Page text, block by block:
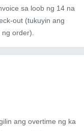
sa loob ng 14 na
out (tukuyin ang
order).
ang overtime ng ka